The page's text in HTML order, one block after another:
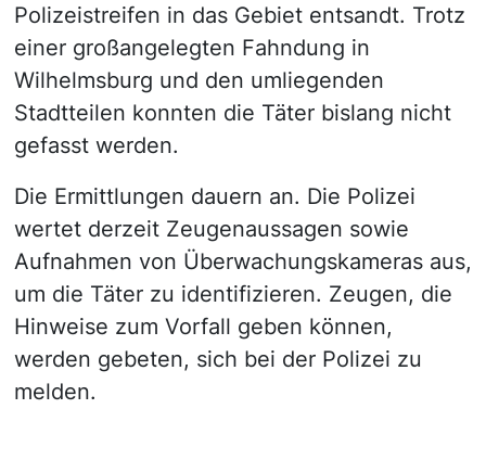
Polizeistreifen in das Gebiet entsandt. Trotz
einer großangelegten Fahndung in
Wilhelmsburg und den umliegenden
Stadtteilen konnten die Täter bislang nicht
gefasst werden.
Die Ermittlungen dauern an. Die Polizei
wertet derzeit Zeugenaussagen sowie
Aufnahmen von Überwachungskameras aus,
um die Täter zu identifizieren. Zeugen, die
Hinweise zum Vorfall geben können,
werden gebeten, sich bei der Polizei zu
melden.